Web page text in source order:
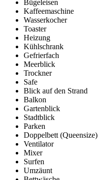
Bügeleisen
Kaffeemaschine
Wasserkocher
Toaster
Heizung
Kühlschrank
Gefrierfach
Meerblick
Trockner
Safe
Blick auf den Strand
Balkon
Gartenblick
Stadtblick
Parken
Doppelbett (Queensize)
Ventilator
Mixer
Surfen
Umzäunt